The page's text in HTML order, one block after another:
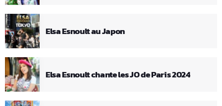
Elsa Esnoult au Japon
Elsa Esnoult chante les JO de Paris 2024